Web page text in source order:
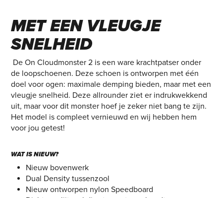
MET EEN VLEUGJE
SNELHEID
De On Cloudmonster 2 is een ware krachtpatser onder
de loopschoenen. Deze schoen is ontworpen met één
doel voor ogen: maximale demping bieden, maar met een
vleugje snelheid. Deze allrounder ziet er indrukwekkend
uit, maar voor dit monster hoef je zeker niet bang te zijn.
Het model is compleet vernieuwd en wij hebben hem
voor jou getest!
WAT IS NIEUW?
Nieuw bovenwerk
Dual Density tussenzool
Nieuw ontworpen nylon Speedboard